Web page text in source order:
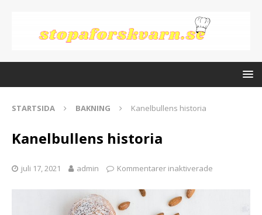
STARTSIDA BAKNING Kanelbullens historia
Kanelbullens historia
juli 17, 2021 admin Kommentarer inaktiverade